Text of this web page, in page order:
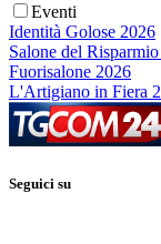
Eventi
Identità Golose 2026
Salone del
Fuorisalone 2026
L'Artigiano in Fiera
Seguici su